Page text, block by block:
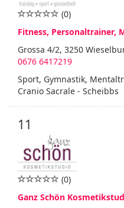
(0)
Fitness, Personaltrainer,
Grossa 4/2, 3250
0676 6417219
Sport, Gymnastik,
Cranio Sacrale - Scheibbs
11
(0)
Ganz Schön